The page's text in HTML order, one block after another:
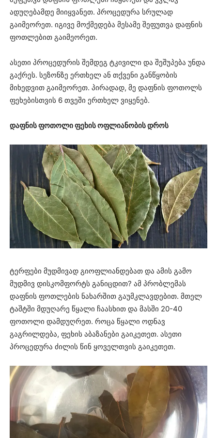
ადუღებამდე მიიყვანეთ. პროცედურა სრულად
გაიმეორეთ. იგივე მოქმედება მესამე შეფუთვა დაფნის
ფოთლებით გაიმეორეთ.
ასეთი პროცედურის შემდეგ ტკივილი და შეშუპება უნდა
გაქრეს. სეზონზე ერთხელ ან თქვენი განწყობის
მიხედვით გაიმეორეთ. პირადად, მე დაფნის ფოთოლს
ფეხებისთვის 6 თვეში ერთხელ ვიყენებ.
დაფნის ფოთოლი ფეხის ოფლიანობის დროს
ტერფები მუდმივად გიოფლიანდებათ და ამის გამო
მუდმივ დისკომფორტს განიცდით? ამ პრობლემას
დაფნის ფოთლების ნახარშით გაუმკლავდებით. მთელ
ტაშტში მდუღარე წყალი ჩაასხით და მასში 20-40
ფოთოლი დამდუღრეთ. როცა წყალი ოდნავ
გაგრილდება, ფეხის აბაზანები გაიკეთეთ. ასეთი
პროცედურა ძილის წინ ყოველთვის გაიკეთეთ.